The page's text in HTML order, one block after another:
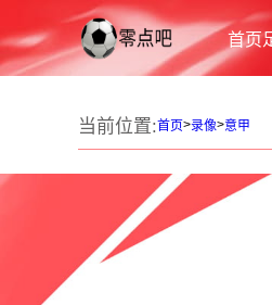
首页
当前位置:首页>录像>意甲